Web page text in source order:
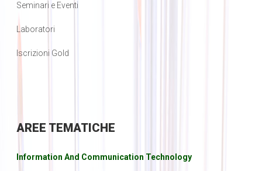
Seminari e Eventi
Laboratori
Iscrizioni Gold
AREE TEMATICHE
Information And Communication Technology